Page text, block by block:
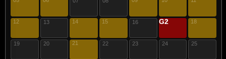
12 13 14 15 16 17
G2 18
19 20 21 22 23 24 25